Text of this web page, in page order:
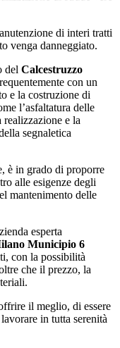
di interi tratti
venga danneggiato.
del Calcestruzzo
con un
e la costruzione di
l’asfaltatura delle
realizzazione e la
segnaletica
è in grado di proporre
alle esigenze degli
mantenimento delle
esperta
Municipio 6
con la possibilità
che il prezzo, la
il meglio, di essere
in tutta serenità